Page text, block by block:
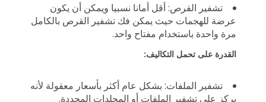
تشفير القرص: أقل أمانا نسبيا ويمكن أن يكون
عرضة للهجمات حيث يمكن فك تشفير القرص بالكامل
مرة واحدة باستخدام مفتاح واحد.
القدرة على تحمل التكاليف:
تشفير الملفات: بشكل عام أكثر بأسعار معقولة لأنه
يركز على تشفير الملفات أو المجلدات المحددة.